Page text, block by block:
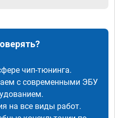
чип-тюнинга.
с современными ЭБУ
на все виды работ.